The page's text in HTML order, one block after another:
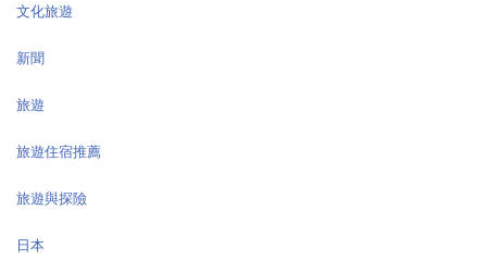
文化旅遊
新聞
旅遊
旅遊住宿推薦
旅遊與探險
日本